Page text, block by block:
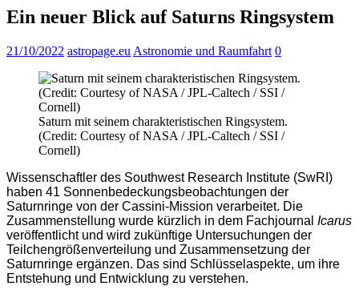
Ein neuer Blick auf Saturns Ringsystem
21/10/2022 astropage.eu Astronomie und Raumfahrt 0
Saturn mit seinem charakteristischen Ringsystem.
(Credit: Courtesy of NASA / JPL-Caltech / SSI /
Cornell)
Wissenschaftler des Southwest Research Institute (SwRI)
haben 41 Sonnenbedeckungsbeobachtungen der
Saturnringe von der Cassini-Mission verarbeitet. Die
Zusammenstellung wurde kürzlich in dem Fachjournal Icarus
veröffentlicht und wird zukünftige Untersuchungen der
Teilchengrößenverteilung und Zusammensetzung der
Saturnringe ergänzen. Das sind Schlüsselaspekte, um ihre
Entstehung und Entwicklung zu verstehen.